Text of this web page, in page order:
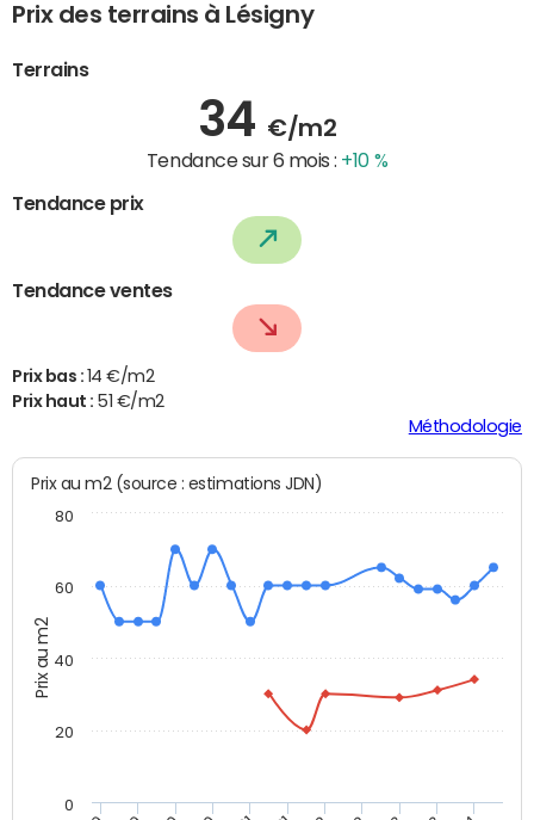
Prix des terrains à Lésigny
Terrains
34 €/m2
Tendance sur 6 mois : +10 %
Tendance prix
Tendance ventes
Prix bas : 14 €/m2
Prix haut : 51 €/m2
Méthodologie
Prix au m2
Prix au m2 (source : estimations JDN)
20
40
60
80
0